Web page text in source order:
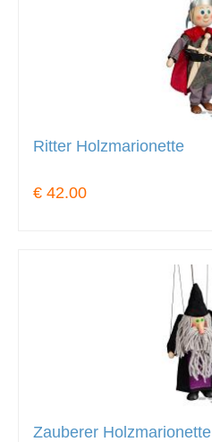
Ritter Holzmarionette
€ 42.00
Zauberer Holzmarionette